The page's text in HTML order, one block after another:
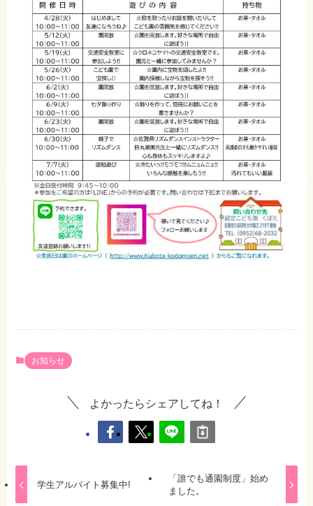
お知らせ
よかったらシェアしてね！
学生アルバイト募集中!
「誰でも通園制度」始め
ました。